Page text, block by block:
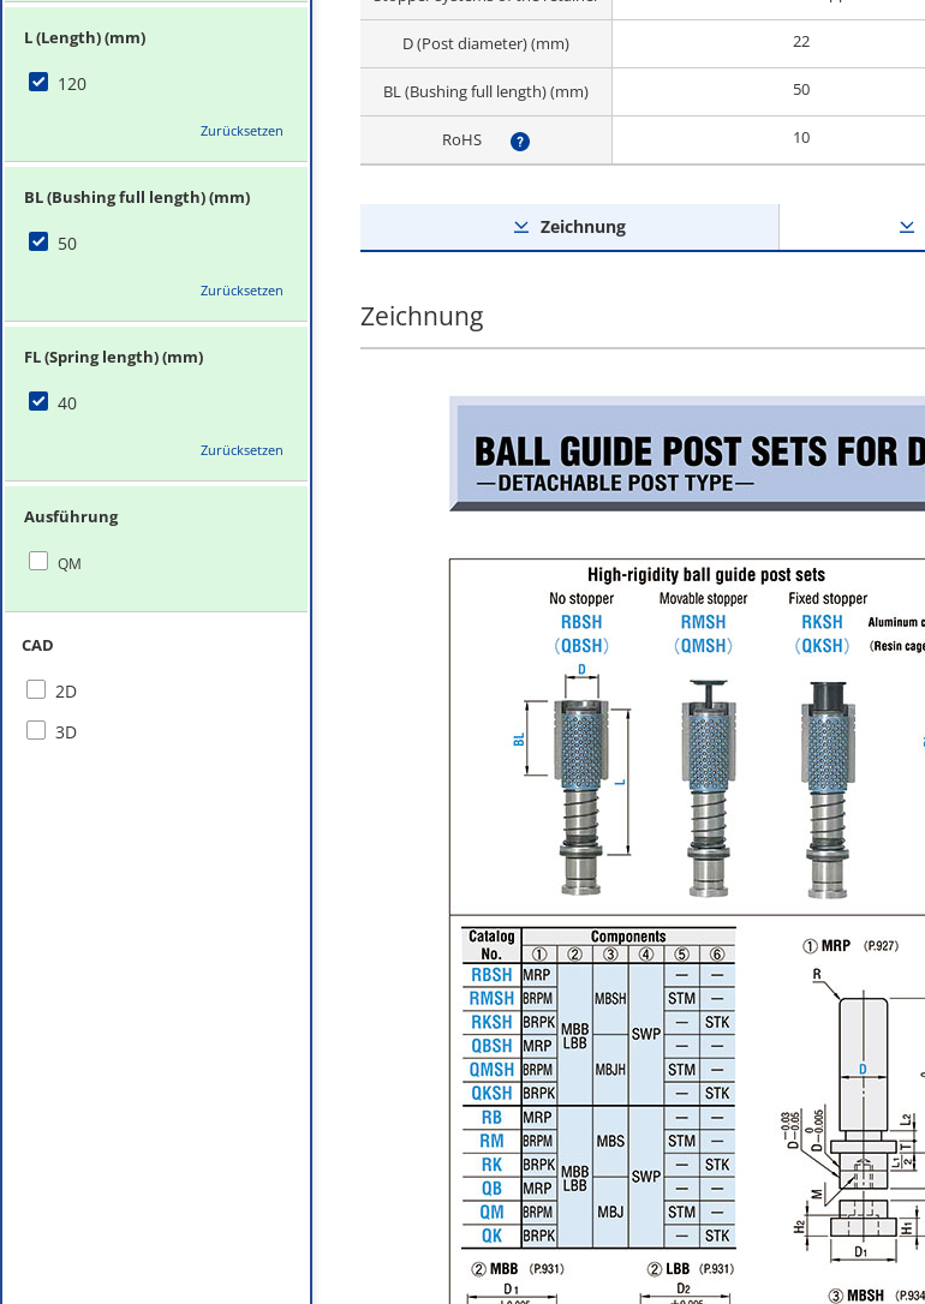
L (Length) (mm)
120
Zurücksetzen
BL (Bushing full length) (mm)
50
Zurücksetzen
FL (Spring length) (mm)
40
Zurücksetzen
Ausführung
QM
CAD
2D
3D
D (Post diameter) (mm) 22
BL (Bushing full length) (mm) 50
RoHS 10
Zeichnung
Zeichnung